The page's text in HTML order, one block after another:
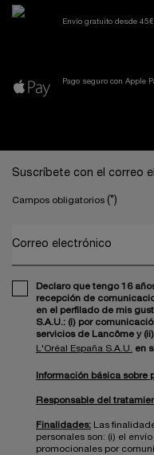
Envío gratuito desde 45€
Pago seguro con Apple
Suscríbete con el correo
Campos obligatorios (*)
Correo electrónico
Declaro que tengo 16
recepción de
en el perfilado de mis
S.A.U.: (i) por
servicios de Lancôme y
L'Oréal España S.A.U.
en
Información básica sobre
Responsable del
Finalidades: Las
personales son: (i) el
promocionales por